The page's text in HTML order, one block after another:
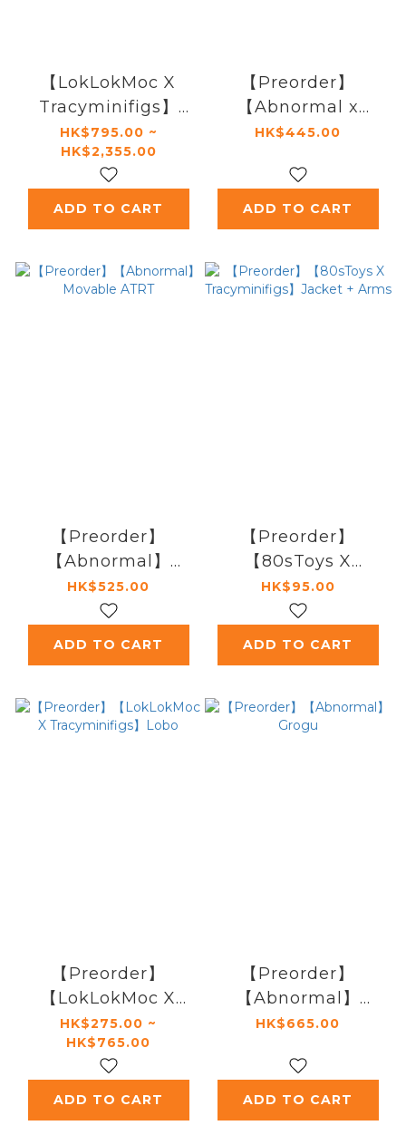
【LokLokMoc X
Tracyminifigs】
Super Girl
(Variant)
HK$795.00 ~
HK$2,355.00
ADD TO CART
【Preorder】
【Abnormal x
Tracyminifigs】
HK$445.00
ADD TO CART
【Preorder】
【Abnormal】
Movable ATRT
HK$525.00
ADD TO CART
【Preorder】
【80sToys X
Tracyminifigs】
Jacket + Arms
HK$95.00
ADD TO CART
【Preorder】
【LokLokMoc X
Tracyminifigs】
Lobo
HK$275.00 ~
HK$765.00
ADD TO CART
【Preorder】
【Abnormal】
Grogu
HK$665.00
ADD TO CART